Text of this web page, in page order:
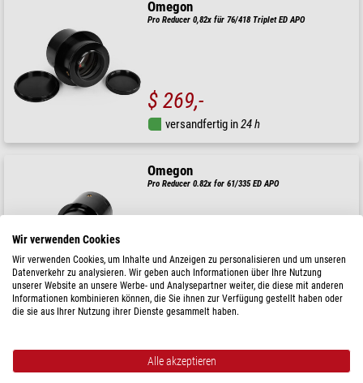
Omegon
Pro Reducer 0,82x für 76/418 Triplet ED APO
$ 269,-
versandfertig in24 h
Omegon
Pro Reducer 0.82x for 61/335 ED APO
$ 239,-
versandfertig in24 h
Pro Koma Korrektor für Astrograph
Wir verwenden Cookies
Wir verwenden Cookies, um Inhalte und Anzeigen zu personalisieren und um unseren
Datenverkehr zu analysieren. Wir geben auch Informationen über Ihre Nutzung
unserer Website an unsere Werbe- und Analysepartner weiter, die diese mit anderen
Informationen kombinieren können, die Sie ihnen zur Verfügung gestellt haben oder
die sie aus Ihrer Nutzung ihrer Dienste gesammelt haben.
Alle akzeptieren